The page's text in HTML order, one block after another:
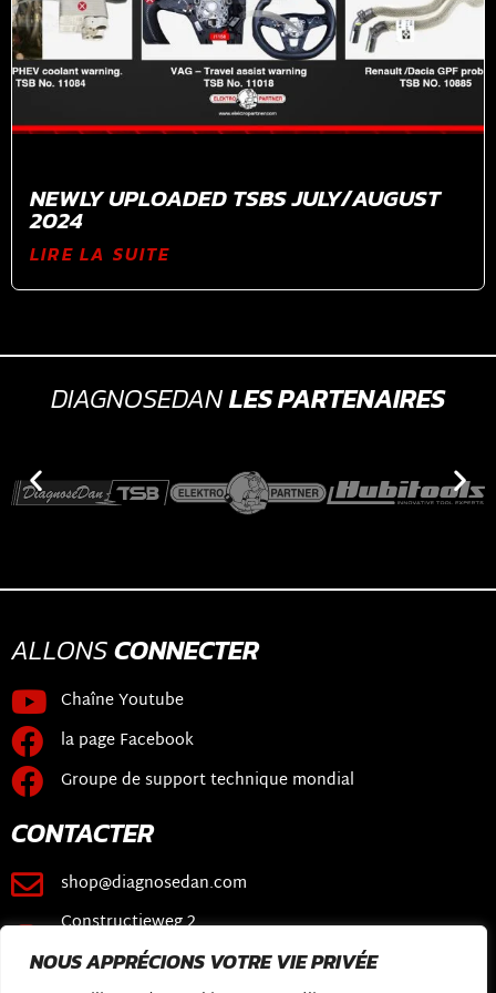
NOUS APPRÉCIONS VOTRE VIE PRIVÉE
NEWLY UPLOADED TSBS JULY/AUGUST
2024
LIRE LA SUITE
DIAGNOSEDANLES PARTENAIRES
ALLONSCONNECTER
Chaîne Youtube
la page Facebook
Groupe de support technique mondial
CONTACTER
shop@diagnosedan.com
Constructieweg 2
3641 SB Mijdrecht